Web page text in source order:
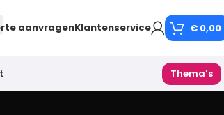
aanvragenKlantenservice € 0,00
Thema’s